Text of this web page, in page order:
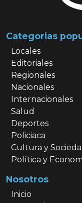
Categorias
Locales
Editoriales
Regionales
Nacionales
Internacionales
Salud
Deportes
Policiaca
Cultura y
Política y
Nosotros
Inicio